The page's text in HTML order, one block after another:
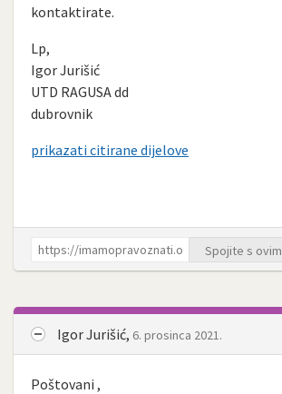
kontaktirate.
Lp,
Igor Jurišić
UTD RAGUSA dd
dubrovnik
prikazati citirane dijelove
Spojite s ovim
Igor Jurišić, 6. prosinca 2021.
Poštovani ,